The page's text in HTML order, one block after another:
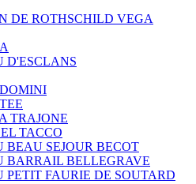
DE ROTHSCHILD VEGA
D'ESCLANS
TRAJONE
TACCO
BEAU SEJOUR BECOT
BARRAIL BELLEGRAVE
PETIT FAURIE DE SOUTARD